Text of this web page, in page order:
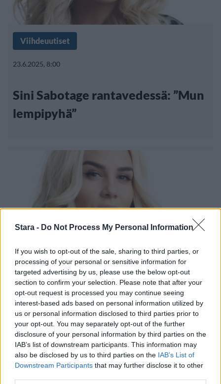
Stara - Do Not Process My Personal Information
If you wish to opt-out of the sale, sharing to third parties, or
processing of your personal or sensitive information for
targeted advertising by us, please use the below opt-out
section to confirm your selection. Please note that after your
opt-out request is processed you may continue seeing
interest-based ads based on personal information utilized by
us or personal information disclosed to third parties prior to
your opt-out. You may separately opt-out of the further
disclosure of your personal information by third parties on the
IAB’s list of downstream participants. This information may
also be disclosed by us to third parties on the IAB’s List of
Downstream Participants that may further disclose it to other
Viihdeuutiset
23.6.2025, 8:00
Sini Sabotage rantavedessä: ”Mun
lempipyhä”
Viihdeuutiset
11.6.2025, 8:00
Sini Sabotage biksuissa paljussa –
kuuma somekuva julkaistiin